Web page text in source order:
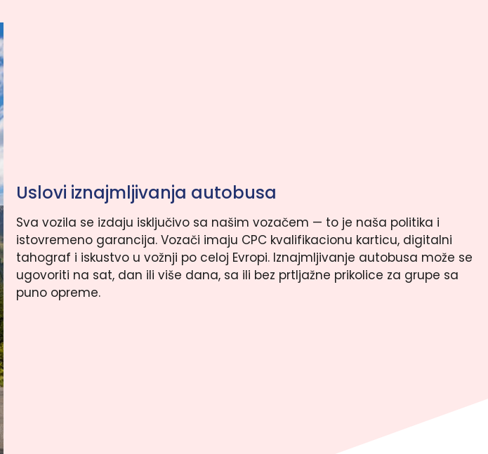
Uslovi iznajmljivanja autobusa
Sva vozila se izdaju isključivo sa našim vozačem — to je naša politika i
istovremeno garancija. Vozači imaju CPC kvalifikacionu karticu, digitalni
tahograf i iskustvo u vožnji po celoj Evropi. Iznajmljivanje autobusa može se
ugovoriti na sat, dan ili više dana, sa ili bez prtljažne prikolice za grupe sa
puno opreme.